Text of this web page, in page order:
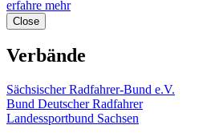
erfahre mehr
Close
Verbände
Sächsischer Radfahrer-Bund e.V.
Bund Deutscher Radfahrer
Landessportbund Sachsen